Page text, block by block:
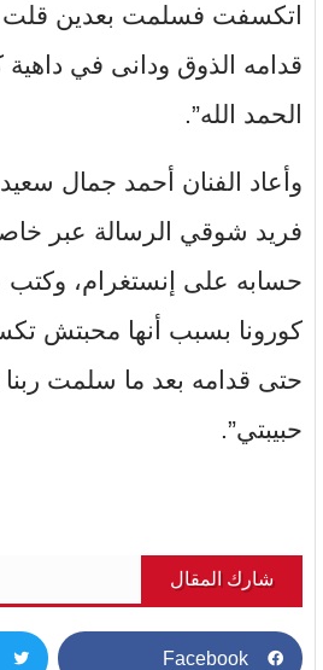
اتكسفت فسلمت بعدين قلت
قدامه الذوق ودانى في داهية
الحمد الله”.
وأعاد الفنان أحمد جمال
فريد شوقي الرسالة عبر
حسابه على إنستغرام، وكتب
كورونا بسبب أنها محبتش
حتى قدامه بعد ما سلمت
حبيبتي”.
شارك المقال
Facebook